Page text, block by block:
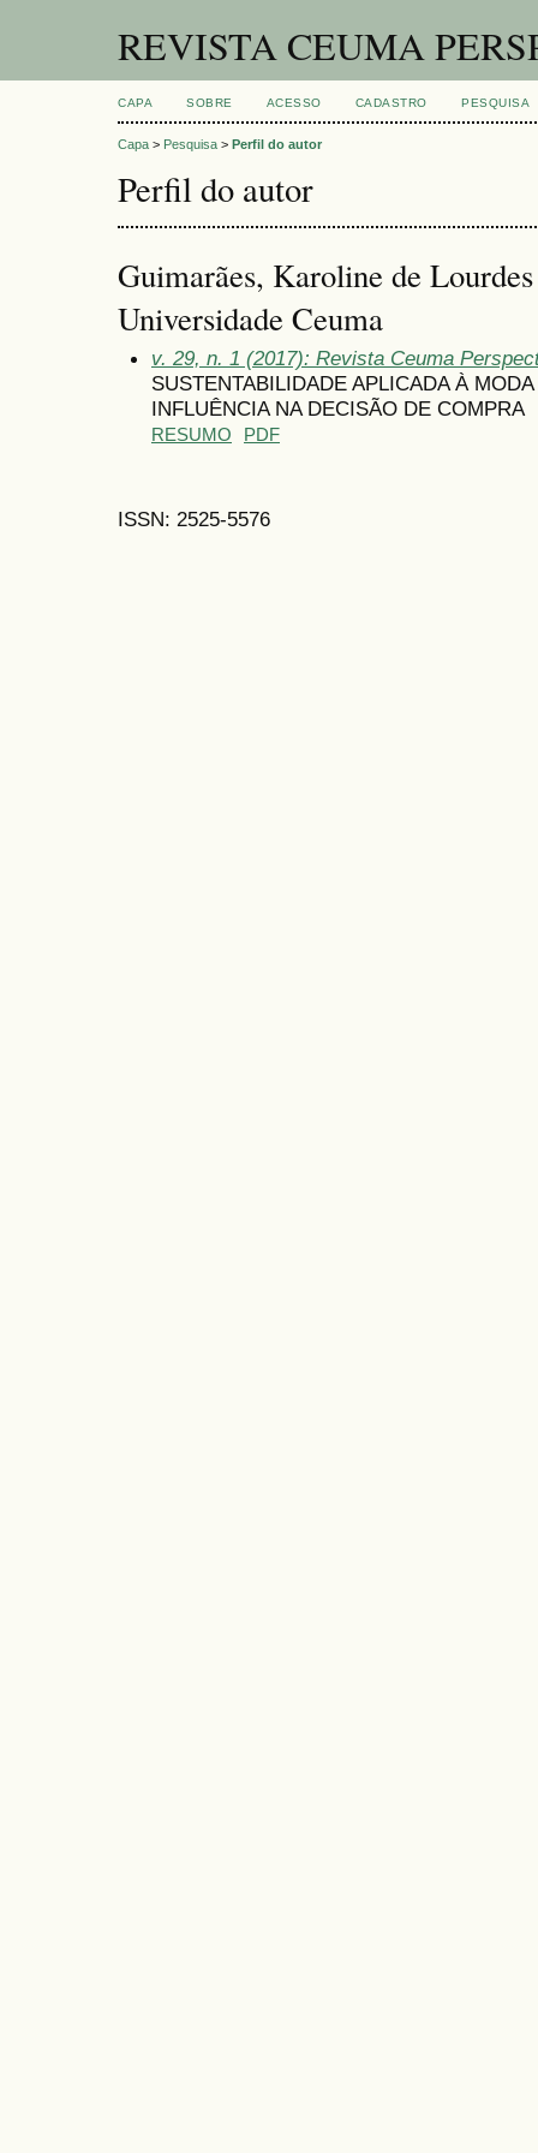
REVISTA CEUMA
CAPA SOBRE ACESSO CADASTRO PESQUISA
Capa > Pesquisa > Perfil do autor
Perfil do autor
Guimarães, Karoline de
Universidade Ceuma
v. 29, n. 1 (2017): Revista Ceuma
SUSTENTABILIDADE APLICADA À
INFLUÊNCIA NA DECISÃO DE COMPRA
RESUMO PDF
ISSN: 2525-5576